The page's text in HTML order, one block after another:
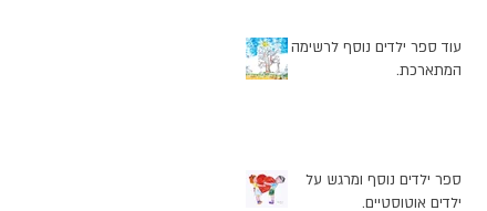
עוד ספר ילדים נוסף לרשימה
המתארכת.
ספר ילדים נוסף ומרגש על
ילדים אוטוסטיים.